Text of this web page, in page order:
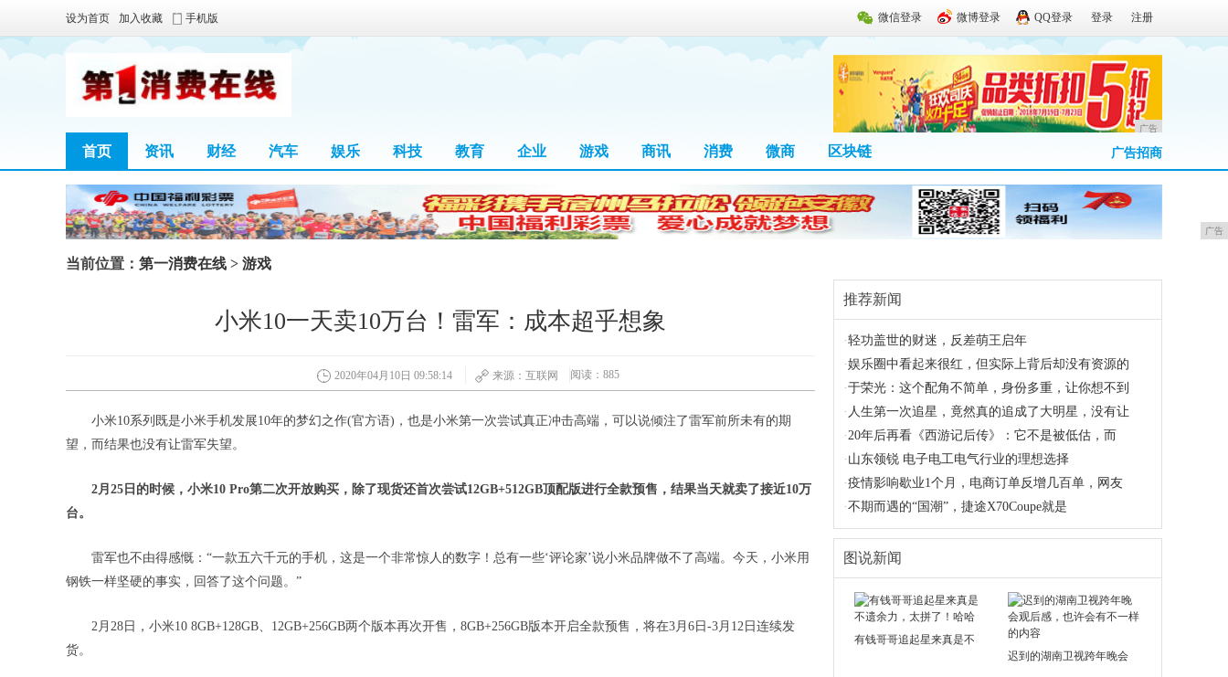
微信登录 微博登录 QQ登录 登录 注册
设为首页 加入收藏 手机版
广告
首页 资讯 财经 汽车 娱乐 科技 教育 企业 游戏 商讯 消费 微商 区块链 广告招商
广告
当前位置： 第一消费在线 > 游戏
小米10一天卖10万台！雷军：成本超乎想象
2020年04月10日 09:58:14 来源：互联网 阅读：885
小米10系列既是小米手机发展10年的梦幻之作(官方语)，也是小米第一次尝试真正冲击高端，可以说倾注了雷军前所未有的期
望，而结果也没有让雷军失望。
2月25日的时候，小米10 Pro第二次开放购买，除了现货还首次尝试12GB+512GB顶配版进行全款预售，结果当天就卖了接近10万
台。
雷军也不由得感慨：“一款五六千元的手机，这是一个非常惊人的数字！总有一些‘评论家’说小米品牌做不了高端。今天，小米用
钢铁一样坚硬的事实，回答了这个问题。”
2月28日，小米10 8GB+128GB、12GB+256GB两个版本再次开售，8GB+256GB版本开启全款预售，将在3月6日-3月12日连续发
货。
推荐新闻
·轻功盖世的财迷，反差萌王启年
·娱乐圈中看起来很红，但实际上背后却没有资源的
·于荣光：这个配角不简单，身份多重，让你想不到
· 人生第一次追星，竟然真的追成了大明星，没有让
·20年后再看《西游记后传》：它不是被低估，而
· 山东领锐 电子电工电气行业的理想选择
·疫情影响歇业1个月，电商订单反增几百单，网友
·不期而遇的“国潮”，捷途X70Coupe就是
图说新闻
有钱哥哥追起星来真是不
迟到的湖南卫视跨年晚会